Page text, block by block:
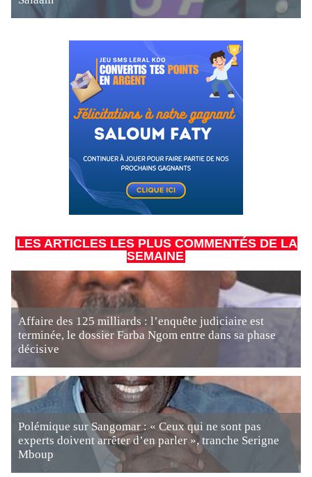
LES ARTICLES LES PLUS COMMENTÉS DE LA
SEMAINE
Affaire des 125 milliards : l’enquête judiciaire est
terminée, le dossier Farba Ngom entre dans sa phase
décisive
Polémique sur Sangomar : « Ceux qui ne sont pas
experts doivent arrêter d’en parler », tranche Serigne
Mboup